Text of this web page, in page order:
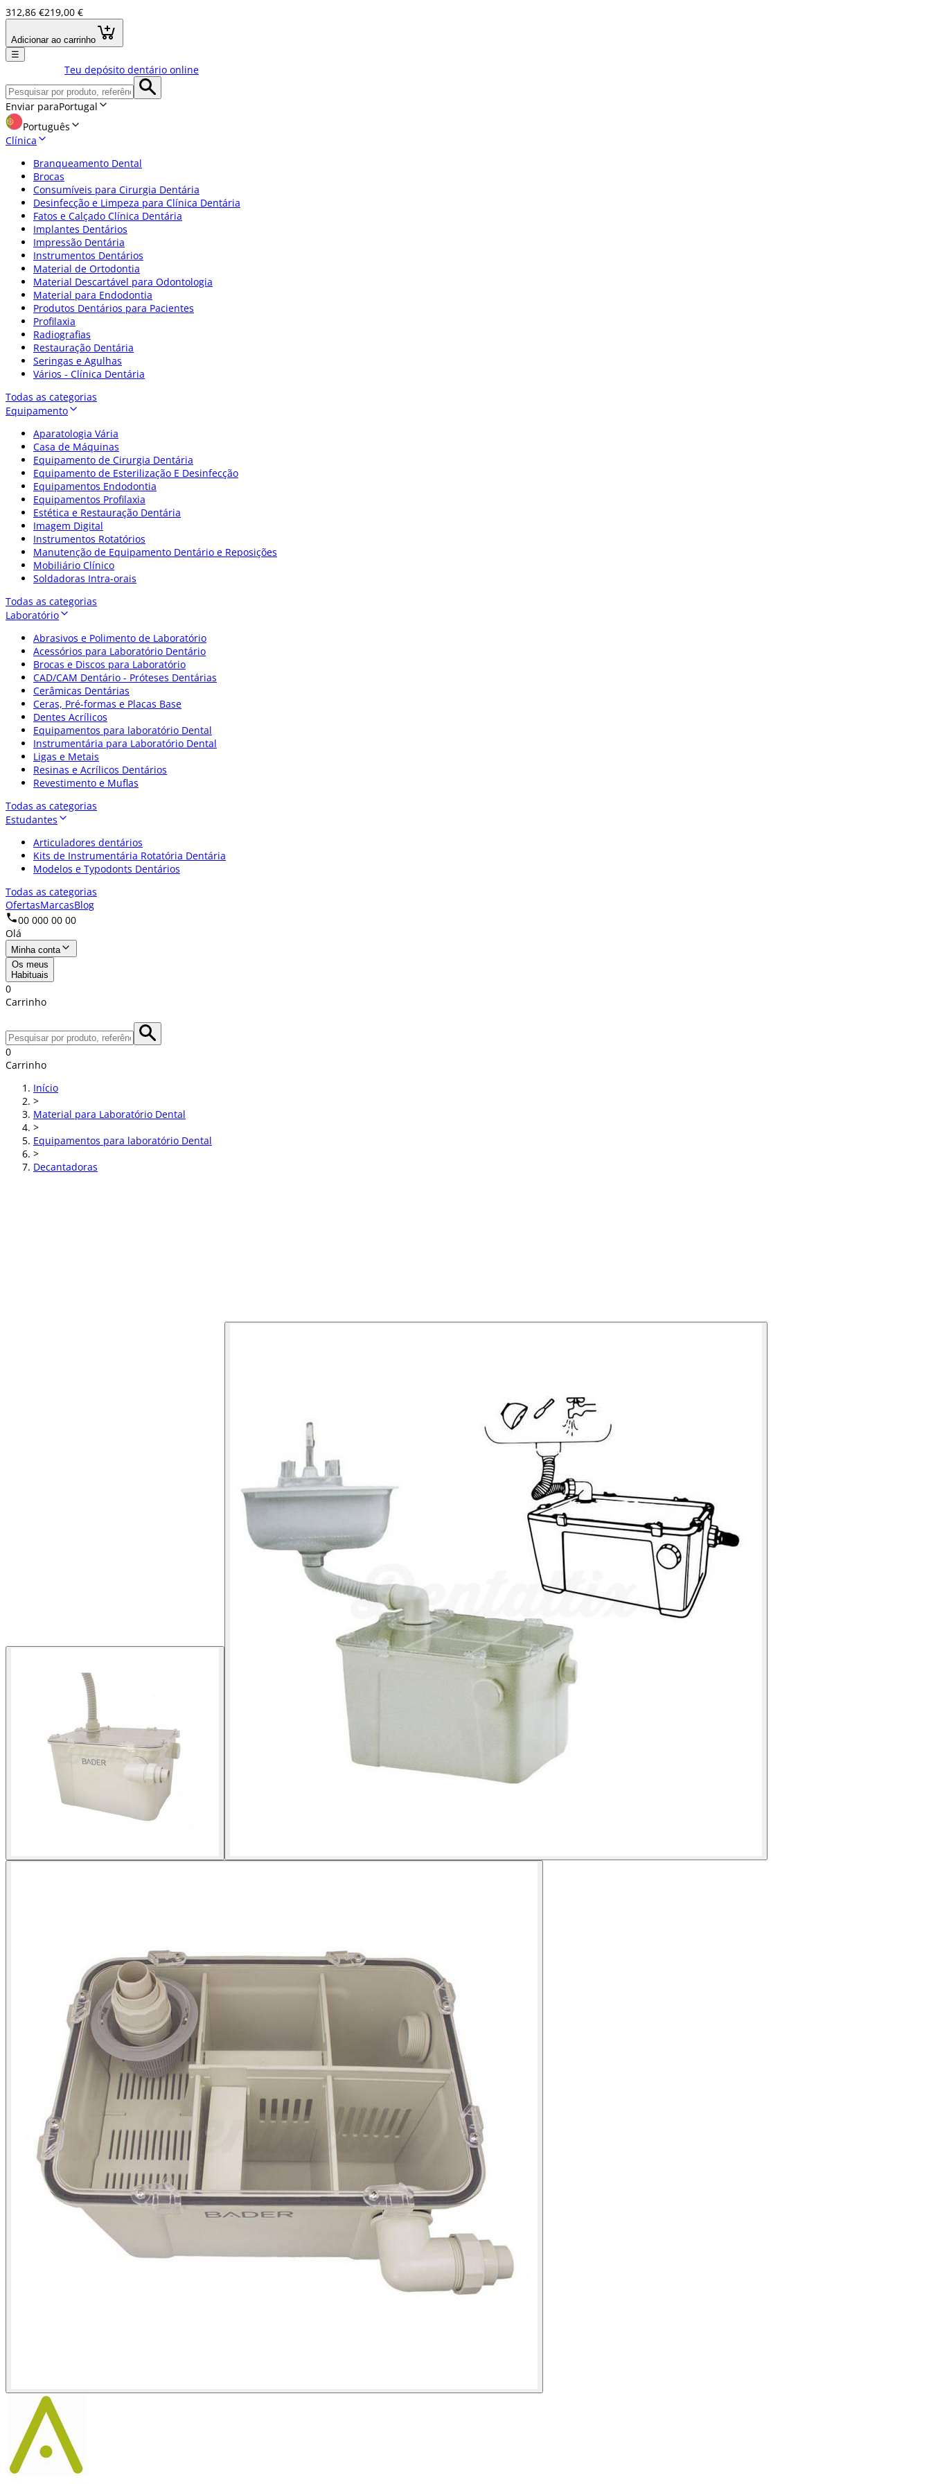
312,86 €219,00 €
Adicionar ao carrinho
☰
Teu depósito dentário online
Enviar paraPortugal
Português
Clínica
Branqueamento Dental
Brocas
Consumíveis para Cirurgia Dentária
Desinfecção e Limpeza para Clínica Dentária
Fatos e Calçado Clínica Dentária
Implantes Dentários
Impressão Dentária
Instrumentos Dentários
Material de Ortodontia
Material Descartável para Odontologia
Material para Endodontia
Produtos Dentários para Pacientes
Profilaxia
Radiografias
Restauração Dentária
Seringas e Agulhas
Vários - Clínica Dentária
Todas as categorias
Equipamento
Aparatologia Vária
Casa de Máquinas
Equipamento de Cirurgia Dentária
Equipamento de Esterilização E Desinfecção
Equipamentos Endodontia
Equipamentos Profilaxia
Estética e Restauração Dentária
Imagem Digital
Instrumentos Rotatórios
Manutenção de Equipamento Dentário e Reposições
Mobiliário Clínico
Soldadoras Intra-orais
Todas as categorias
Laboratório
Abrasivos e Polimento de Laboratório
Acessórios para Laboratório Dentário
Brocas e Discos para Laboratório
CAD/CAM Dentário - Próteses Dentárias
Cerâmicas Dentárias
Ceras, Pré-formas e Placas Base
Dentes Acrílicos
Equipamentos para laboratório Dental
Instrumentária para Laboratório Dental
Ligas e Metais
Resinas e Acrílicos Dentários
Revestimento e Muflas
Todas as categorias
Estudantes
Articuladores dentários
Kits de Instrumentária Rotatória Dentária
Modelos e Typodonts Dentários
Todas as categorias
OfertasMarcasBlog
00 000 00 00
Olá
Minha conta
Os meus
Habituais
0
Carrinho
0
Carrinho
Início
>
Material para Laboratório Dental
>
Equipamentos para laboratório Dental
>
Decantadoras